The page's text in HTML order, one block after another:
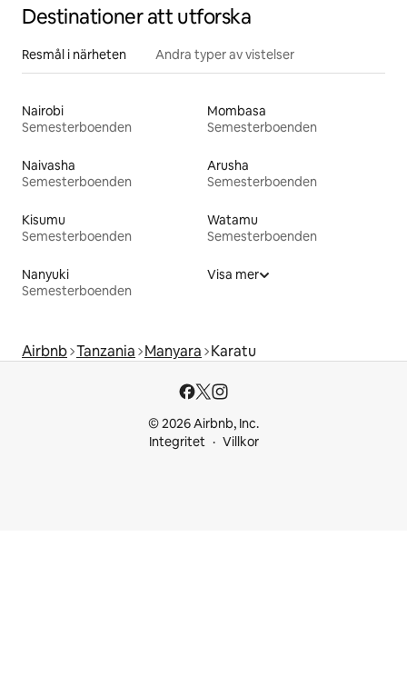
Destinationer att utforska
Resmål i närheten Andra typer av vistelser
Nairobi
Semesterboenden
Mombasa
Semesterboenden
Naivasha
Semesterboenden
Arusha
Semesterboenden
Kisumu
Semesterboenden
Watamu
Semesterboenden
Nanyuki
Semesterboenden
Visa mer
Airbnb Tanzania Manyara Karatu
© 2026 Airbnb, Inc.
Integritet
Villkor